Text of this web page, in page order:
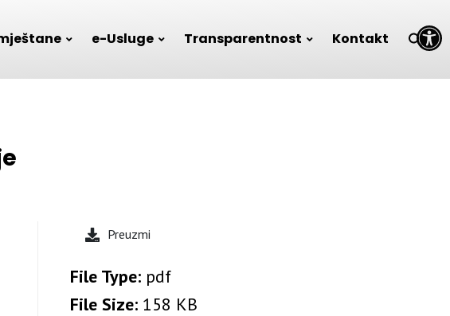
Open toolbar
e-Usluge Transparentnost Kontakt
Preuzmi
File Type: pdf
File Size: 158 KB